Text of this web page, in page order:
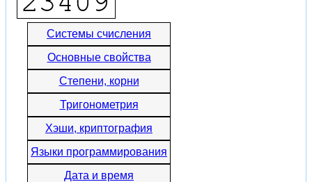
Системы счисления
Основные свойства
Степени, корни
Тригонометрия
Хэши, криптография
Языки программирования
Дата и время